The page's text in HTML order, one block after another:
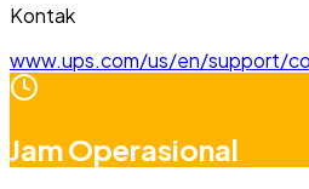
Kontak
www.ups.com/us/en/support/
Jam Operasional